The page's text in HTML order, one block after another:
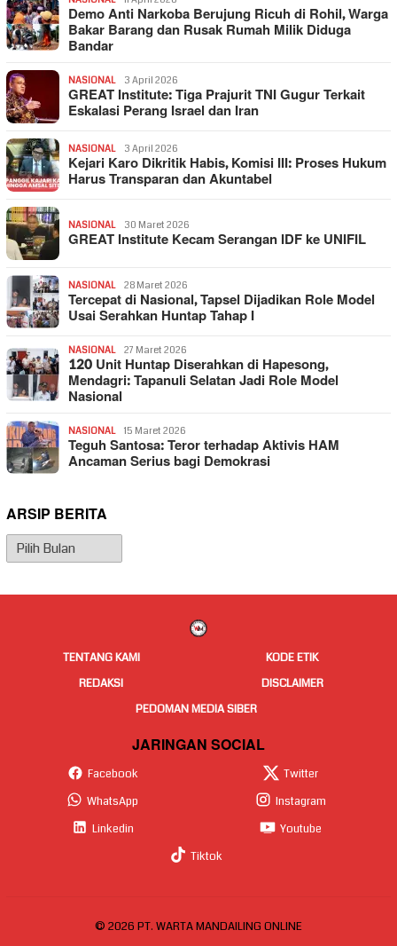
Demo Anti Narkoba Berujung Ricuh di Rohil, Warga
Bakar Barang dan Rusak Rumah Milik Diduga
Bandar
NASIONAL 3 April 2026
GREAT Institute: Tiga Prajurit TNI Gugur Terkait
Eskalasi Perang Israel dan Iran
NASIONAL 3 April 2026
Kejari Karo Dikritik Habis, Komisi III: Proses Hukum
Harus Transparan dan Akuntabel
NASIONAL 30 Maret 2026
GREAT Institute Kecam Serangan IDF ke UNIFIL
NASIONAL 28 Maret 2026
Tercepat di Nasional, Tapsel Dijadikan Role Model
Usai Serahkan Huntap Tahap I
NASIONAL 27 Maret 2026
120 Unit Huntap Diserahkan di Hapesong,
Mendagri: Tapanuli Selatan Jadi Role Model
Nasional
NASIONAL 15 Maret 2026
Teguh Santosa: Teror terhadap Aktivis HAM
Ancaman Serius bagi Demokrasi
ARSIP BERITA
Arsip
Berita
TENTANG KAMI
KODE ETIK
REDAKSI
DISCLAIMER
PEDOMAN MEDIA SIBER
JARINGAN SOCIAL
Facebook
Twitter
WhatsApp
Instagram
Linkedin
Youtube
Tiktok
© 2026 PT. WARTA MANDAILING ONLINE